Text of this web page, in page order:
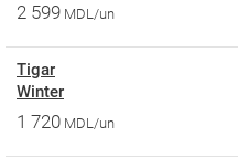
2 599 MDL/un
Tigar
Winter
1 720 MDL/un